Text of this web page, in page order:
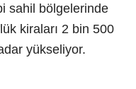
sahil bölgelerinde
kiraları 2 bin 500
yükseliyor.